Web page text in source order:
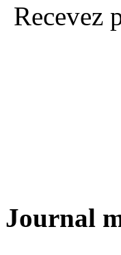
Recevez
Journal